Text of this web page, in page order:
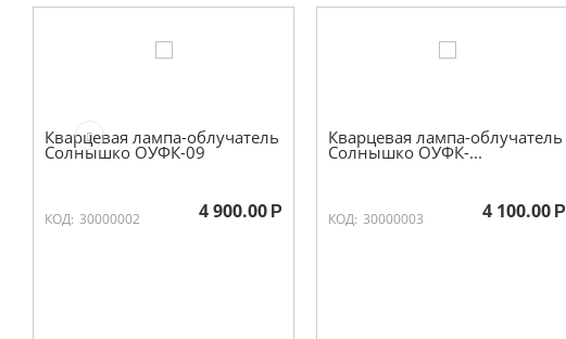
Кварцевая лампа-облучатель
Солнышко ОУФК-09
КОД: 30000002 4 900.00 Р
Кварцевая лампа-облучатель
Солнышко ОУФК-...
КОД: 30000003 4 100.00 Р